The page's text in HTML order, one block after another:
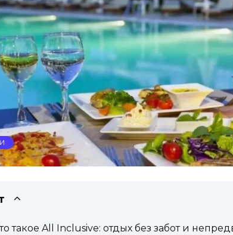
такое All Inclusive: отдых без забот и